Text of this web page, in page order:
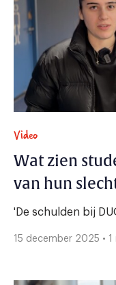
Video
Wat zien
van hun
'De schulden bij
15 december 2025 •